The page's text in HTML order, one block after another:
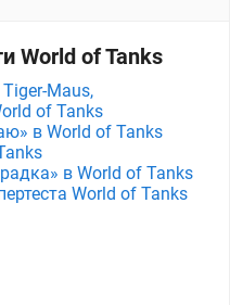
World of Tanks
Maus,
of Tanks
в World of Tanks
в World of Tanks
World of Tanks